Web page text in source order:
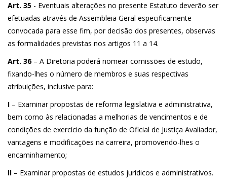
Art. 35 - Eventuais alterações no presente Estatuto deverão ser
efetuadas através de Assembleia Geral especificamente
convocada para esse fim, por decisão dos presentes, observas
as formalidades previstas nos artigos 11 a 14.
Art. 36– A Diretoria poderá nomear comissões de estudo,
fixando-lhes o número de membros e suas respectivas
atribuições, inclusive para:
I – Examinar propostas de reforma legislativa e administrativa,
bem como às relacionadas a melhorias de vencimentos e de
condições de exercício da função de Oficial de Justiça Avaliador,
vantagens e modificações na carreira, promovendo-lhes o
encaminhamento;
II – Examinar propostas de estudos jurídicos e administrativos.